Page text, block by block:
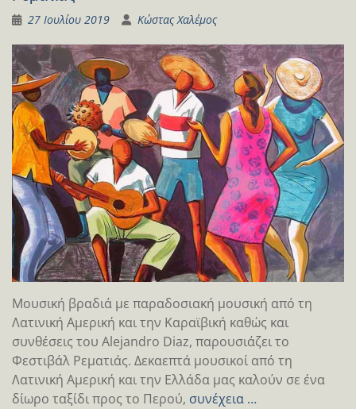
27 Ιουλίου 2019 Κώστας Χαλέμος
Μουσική βραδιά με παραδοσιακή μουσική από τη
Λατινική Αμερική και την Καραϊβική καθώς και
συνθέσεις του Αlejandro Diaz, παρουσιάζει το
Φεστιβάλ Ρεματιάς. Δεκαεπτά μουσικοί από τη
Λατινική Αμερική και την Ελλάδα μας καλούν σε ένα
δίωρο ταξίδι προς το Περού, συνέχεια …